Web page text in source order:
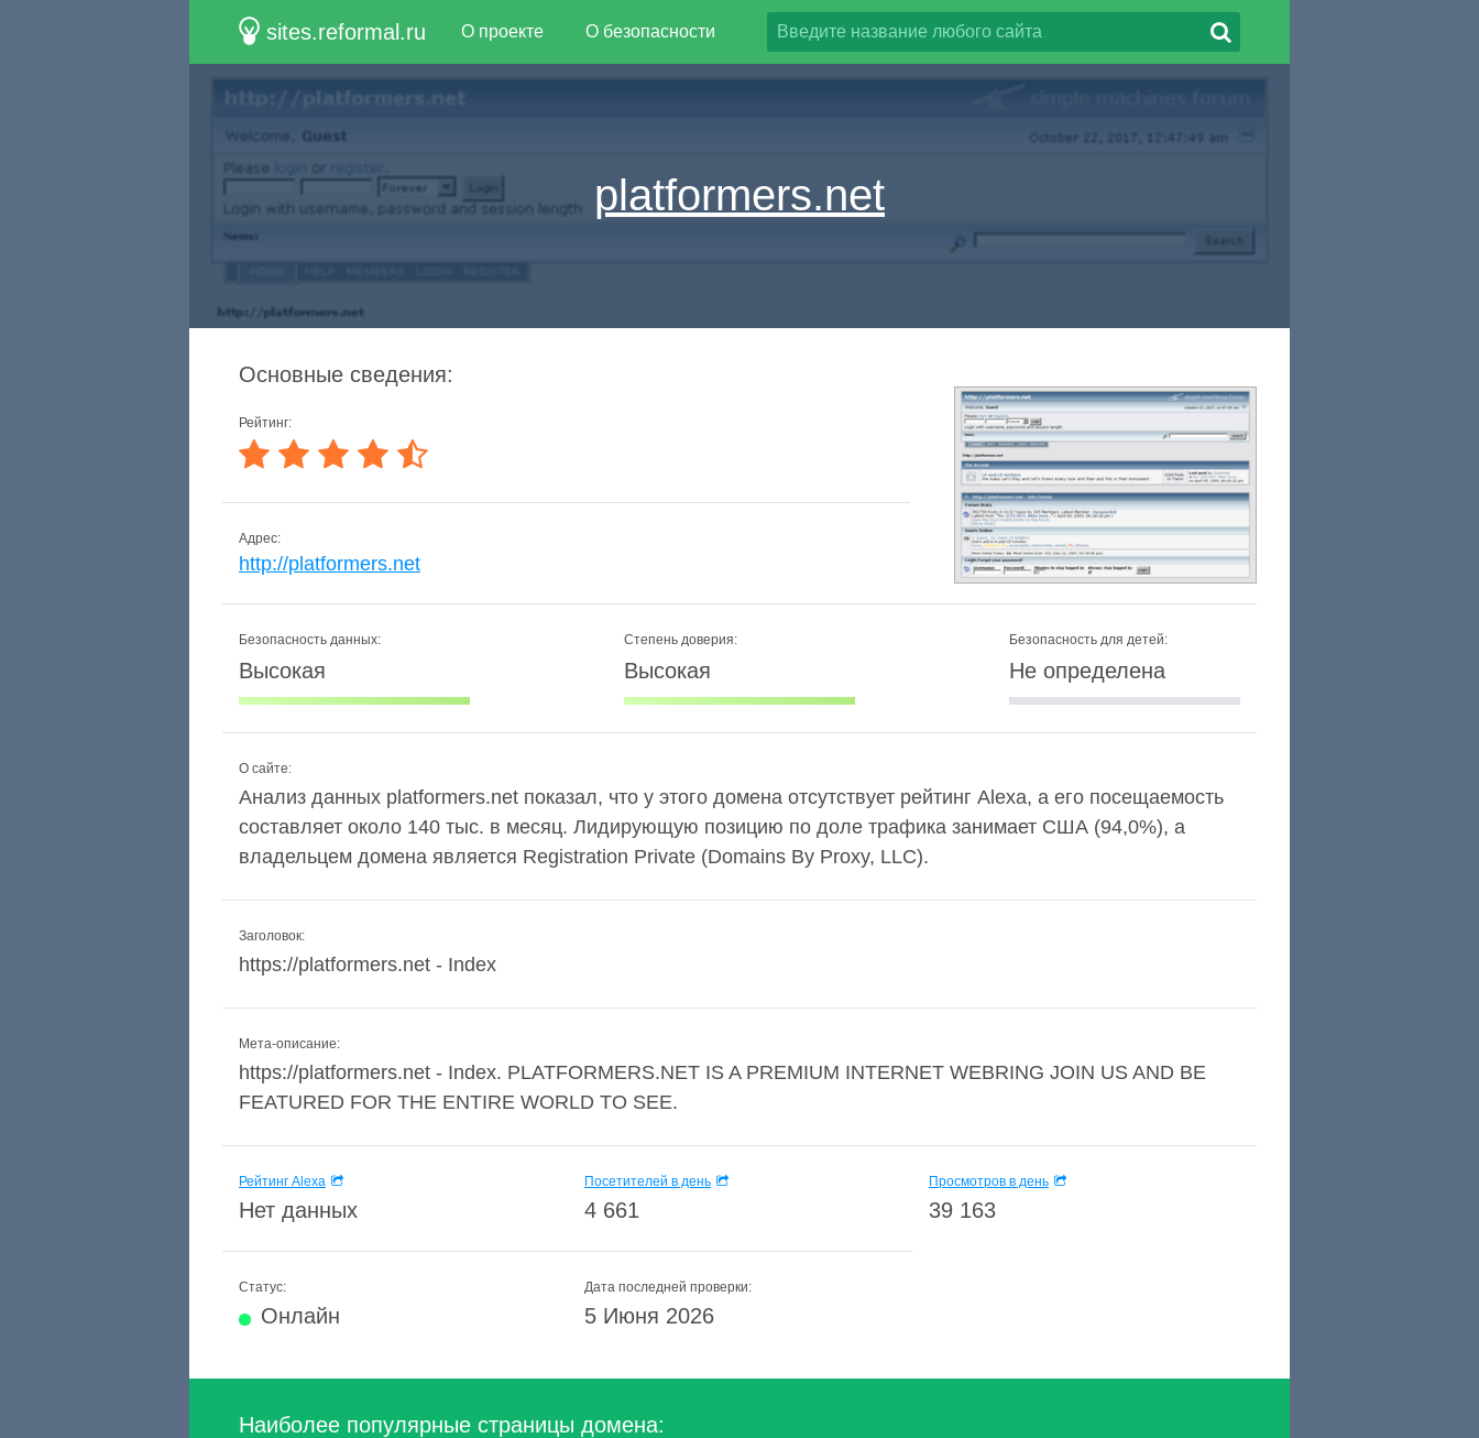
sites.reformal.ru О проекте О безопасности
platformers.net
Основные сведения:
Рейтинг:
Адрес:
http://platformers.net
Безопасность данных:
Высокая
Степень доверия:
Высокая
Безопасность для детей:
Не определена
О сайте:
Анализ данных platformers.net показал, что у этого домена отсутствует рейтинг Alexa, а его посещаемость
составляет около 140 тыс. в месяц. Лидирующую позицию по доле трафика занимает США (94,0%), а
владельцем домена является Registration Private (Domains By Proxy, LLC).
Заголовок:
https://platformers.net - Index
Мета-описание:
https://platformers.net - Index. PLATFORMERS.NET IS A PREMIUM INTERNET WEBRING JOIN US AND BE
FEATURED FOR THE ENTIRE WORLD TO SEE.
Рейтинг Alexa
Нет данных
Посетителей в день
4 661
Просмотров в день
39 163
Статус:
Онлайн
Дата последней проверки:
5 Июня 2026
Наиболее популярные страницы домена: